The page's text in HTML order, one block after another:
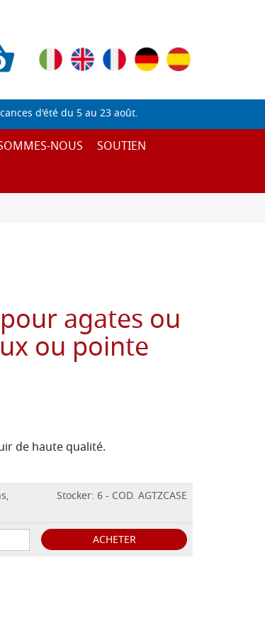
d'été du 5 au 23 août.
NOUS
SOUTIEN
agates ou
ou pointe
de haute qualité.
Stocker: 6 - COD. AGTZCASE
ACHETER